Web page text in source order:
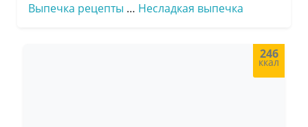
Выпечка рецепты … Несладкая выпечка
246
ккал